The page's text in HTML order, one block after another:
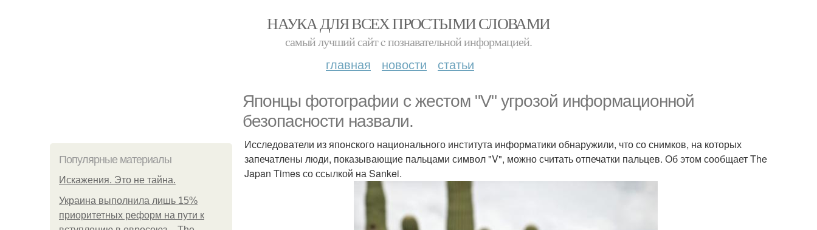
НАУКА ДЛЯ ВСЕХ ПРОСТЫМИ СЛОВАМИ
самый лучший сайт c познавательной информацией.
главная новости статьи
Японцы фотографии с жестом "V" угрозой информационной
безопасности назвали.
Популярные материалы
Искажения. Это не тайна.
Украина выполнила лишь 15%
приоритетных реформ на пути к
Исследователи из японского национального института информатики обнаружили, что со снимков, на которых
запечатлены люди, показывающие пальцами символ "V", можно считать отпечатки пальцев. Об этом сообщает The
Japan Times со ссылкой на Sankei.